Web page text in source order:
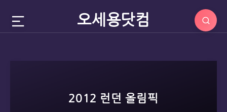
오세용닷컴
2012 런던 올림픽